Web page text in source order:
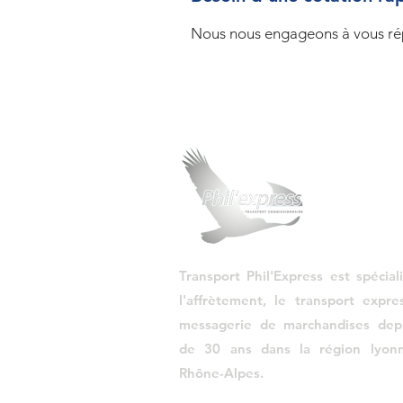
mesure de haute valeur depuis
Nous nous engageons à vous
Transport Phil'Express est
l'affrètement, le transport
messagerie de marchandises
de 30 ans dans la région
Rhône-Alpes.